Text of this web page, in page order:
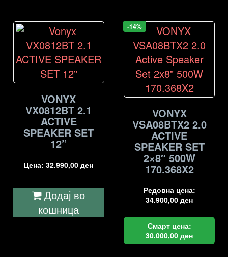
VONYX
VX0812BT 2.1
ACTIVE
SPEAKER SET
12”
Цена:32.990,00ден
Додај во
кошница
-14%
VONYX
VSA08BTX2 2.0
ACTIVE
SPEAKER SET
2×8″ 500W
170.368X2
Редовна цена:
34.900,00ден
Смарт цена:
30.000,00ден